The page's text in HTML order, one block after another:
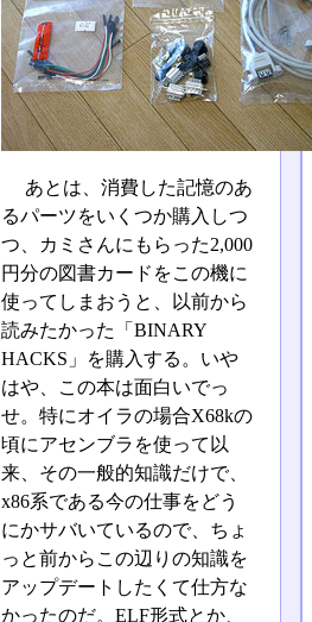
あとは、消費した記憶のあ
るパーツをいくつか購入しつ
つ、カミさんにもらった2,000
円分の図書カードをこの機に
使ってしまおうと、以前から
読みたかった「BINARY
HACKS」を購入する。いや
はや、この本は面白いでっ
せ。特にオイラの場合X68kの
頃にアセンブラを使って以
来、その一般的知識だけで、
x86系である今の仕事をどう
にかサバいているので、ちょ
っと前からこの辺りの知識を
アップデートしたくて仕方な
かったのだ。ELF形式とか、